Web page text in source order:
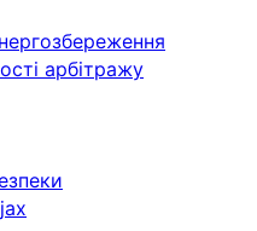
арбітражу